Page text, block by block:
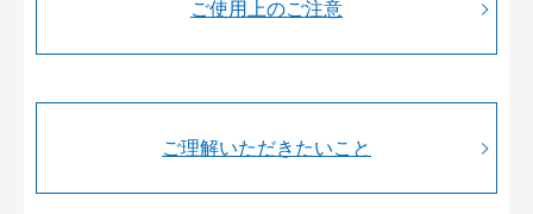
ご使用上のご注意
ご理解いただきたいこと